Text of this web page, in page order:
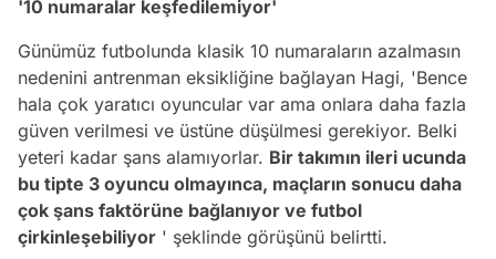
'10 numaralar keşfedilemiyor'
Günümüz futbolunda klasik 10 numaraların azalmasın
nedenini antrenman eksikliğine bağlayan Hagi, 'Bence
hala çok yaratıcı oyuncular var ama onlara daha fazla
güven verilmesi ve üstüne düşülmesi gerekiyor. Belki
yeteri kadar şans alamıyorlar. Bir takımın ileri ucunda
bu tipte 3 oyuncu olmayınca, maçların sonucu daha
çok şans faktörüne bağlanıyor ve futbol
çirkinleşebiliyor ' şeklinde görüşünü belirtti.